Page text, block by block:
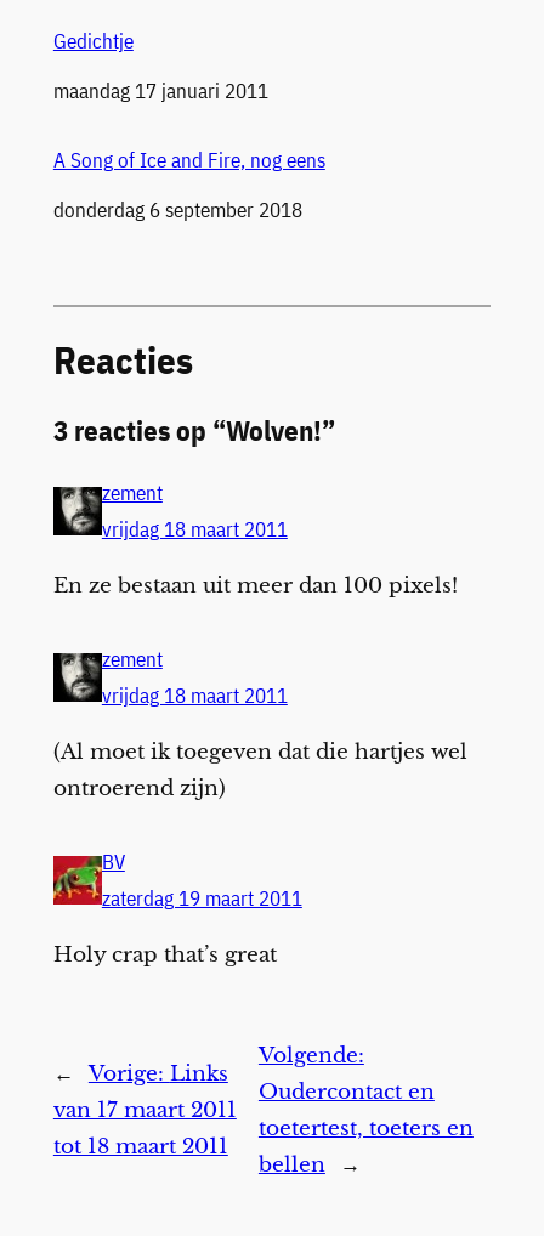
Gedichtje
Datum
maandag 17 januari 2011
A Song of Ice and Fire, nog eens
Datum
donderdag 6 september 2018
Reacties
3 reacties op “Wolven!”
zement
vrijdag 18 maart 2011
En ze bestaan uit meer dan 100 pixels!
zement
vrijdag 18 maart 2011
(Al moet ik toegeven dat die hartjes wel
ontroerend zijn)
BV
zaterdag 19 maart 2011
Holy crap that’s great
← Vorige: Links
van 17 maart 2011
tot 18 maart 2011
Volgende:
Oudercontact en
toetertest, toeters en
bellen
→